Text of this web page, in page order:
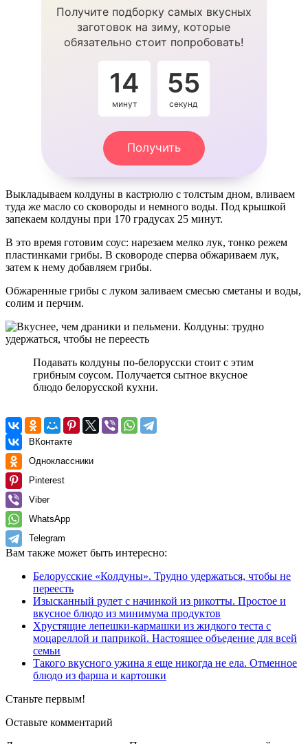
Получите подборку самых вкусных
заготовок на зиму, которые
обязательно стоит попробовать!
14
минут
55
секунд
Получить
Выкладываем колдуны в кастрюлю с толстым дном, вливаем
туда же масло со сковороды и немного воды. Под крышкой
запекаем колдуны при 170 градусах 25 минут.
В это время готовим соус: нарезаем мелко лук, тонко режем
пластинками грибы. В сковороде сперва обжариваем лук,
затем к нему добавляем грибы.
Обжаренные грибы с луком заливаем смесью сметаны и воды,
солим и перчим.
Подавать колдуны по-белорусски стоит с этим
грибным соусом. Получается сытное вкусное
блюдо белорусской кухни.
ВКонтакте
Одноклассники
Pinterest
Viber
WhatsApp
Telegram
Вам также может быть интересно:
Белорусские «Колдуны». Трудно удержаться, чтобы не
переесть
Изысканный рулет с начинкой из рикотты. Простое и
вкусное блюдо из минимума продуктов
Хрустящие лепешки-кармашки из жидкого теста с
моцареллой и паприкой. Настоящее объедение для всей
семьи
Такого вкусного ужина я еще никогда не ела. Отменное
блюдо из фарша и картошки
Станьте первым!
Оставьте комментарий